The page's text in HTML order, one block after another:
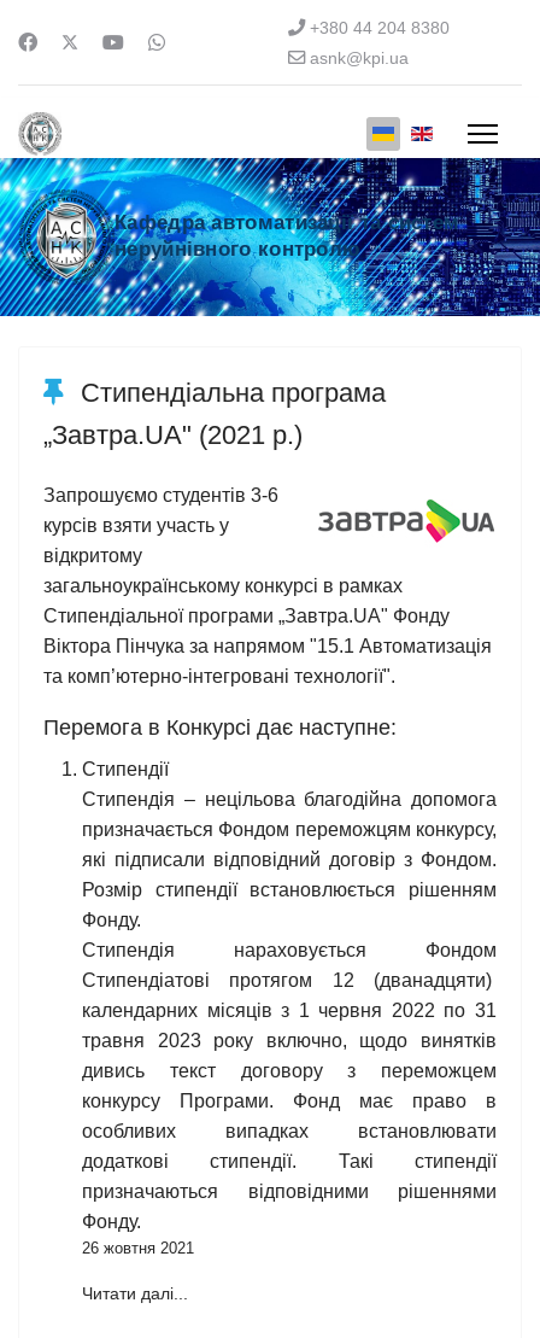
+380 44 204 8380
asnk@kpi.ua
Кафедра автоматизації та систем
неруйнівного контролю
Стипендіальна програма
„Завтра.UA" (2021 р.)
Запрошуємо студентів 3-6
курсів взяти участь у
відкритому
загальноукраїнському конкурсі в рамках
Стипендіальної програми „Завтра.UA" Фонду
Віктора Пінчука за напрямом "15.1 Автоматизація
та комп’ютерно-інтегровані технології".
Перемога в Конкурсі дає наступне:
Стипендії
Стипендія – нецільова благодійна допомога
призначається Фондом переможцям конкурсу,
які підписали відповідний договір з Фондом.
Розмір стипендії встановлюється рішенням
Фонду.
Стипендія нараховується Фондом
Стипендіатові протягом 12 (дванадцяти)
календарних місяців з 1 червня 2022 по 31
травня 2023 року включно, щодо винятків
дивись текст договору з переможцем
конкурсу Програми. Фонд має право в
особливих випадках встановлювати
додаткові стипендії. Такі стипендії
призначаються відповідними рішеннями
Фонду.
26 жовтня 2021
Читати далі...